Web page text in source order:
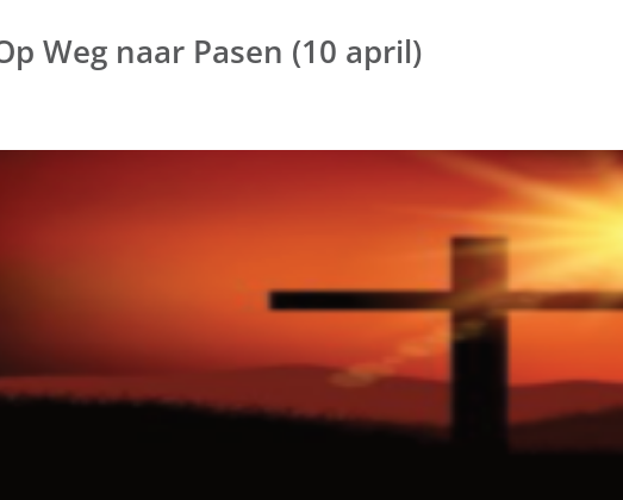
Weg naar Pasen (10 april)